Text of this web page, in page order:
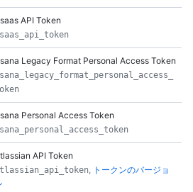
API Token
Legacy Format Personal Access Token
Personal Access Token
API Token
トークンのバージョ